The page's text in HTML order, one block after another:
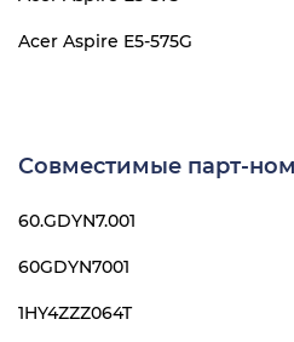
Acer Aspire E5-575G
Совместимые парт-
60.GDYN7.001
60GDYN7001
1HY4ZZZ064T